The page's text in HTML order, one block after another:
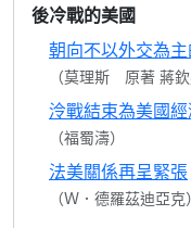
後冷戰的美國
朝向不以外交為
（莫理斯 原著 蔣
泠戰結束為美國
（福蜀濤）
法美關係再呈緊張
（Ｗ．德羅茲迪亞克）